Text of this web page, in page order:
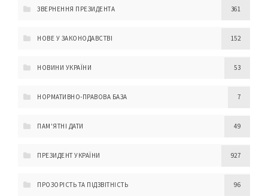
ЗВЕРНЕННЯ ПРЕЗИДЕНТА 361
НОВЕ У ЗАКОНОДАВСТВІ 152
НОВИНИ УКРАЇНИ 53
НОРМАТИВНО-ПРАВОВА БАЗА 7
ПАМ'ЯТНІ ДАТИ 49
ПРЕЗИДЕНТ УКРАЇНИ 927
ПРОЗОРІСТЬ ТА ПІДЗВІТНІСТЬ 96